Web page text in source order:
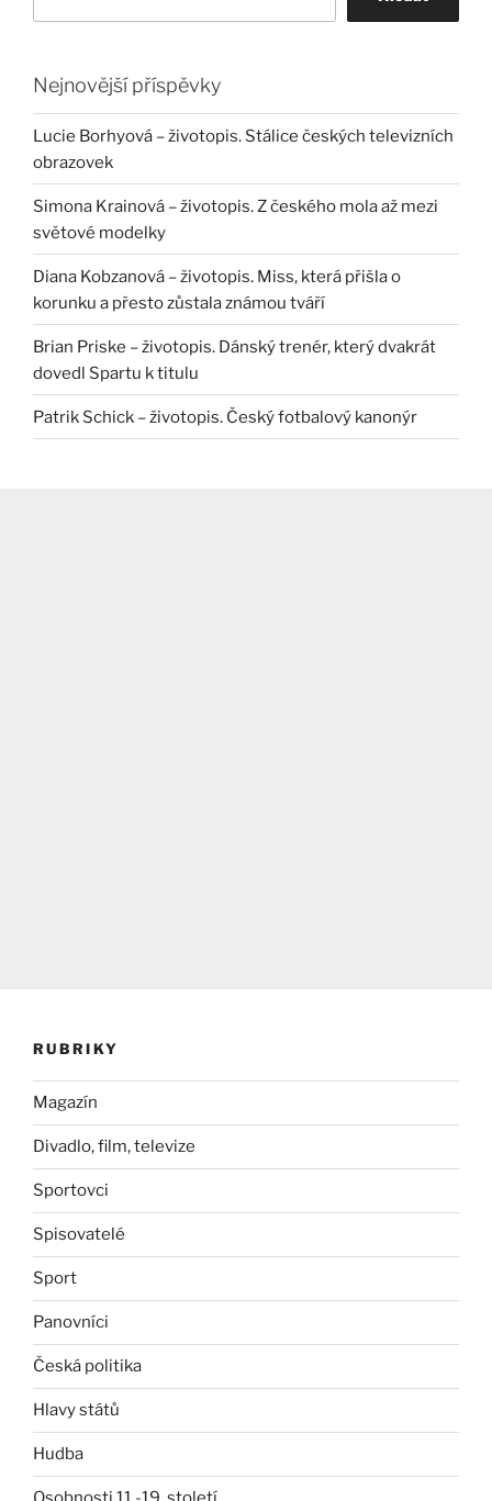
Nejnovější příspěvky
Lucie Borhyová – životopis. Stálice českých televizních
obrazovek
Simona Krainová – životopis. Z českého mola až mezi
světové modelky
Diana Kobzanová – životopis. Miss, která přišla o
korunku a přesto zůstala známou tváří
Brian Priske – životopis. Dánský trenér, který dvakrát
dovedl Spartu k titulu
Patrik Schick – životopis. Český fotbalový kanonýr
RUBRIKY
Magazín
Divadlo, film, televize
Sportovci
Spisovatelé
Sport
Panovníci
Česká politika
Hlavy států
Hudba